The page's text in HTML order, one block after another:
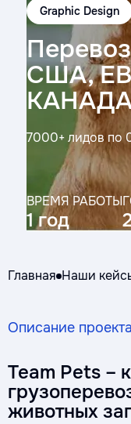
Graphic Design
США,
7000+ лидов по
ВРЕМЯ РАБОТЫ
1 год
Главная Наши
Описание проекта
Team Pets –
животных